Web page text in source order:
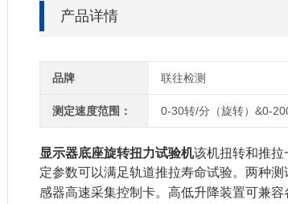
产品详情
品牌 联往检测
测定速度范围： 0-30转/分（旋转）&0-
显示器底座旋转扭力试验机该机扭转和推
定参数可以满足轨道推拉寿命试验。两种
感器高速采集控制卡。高低升降装置可兼